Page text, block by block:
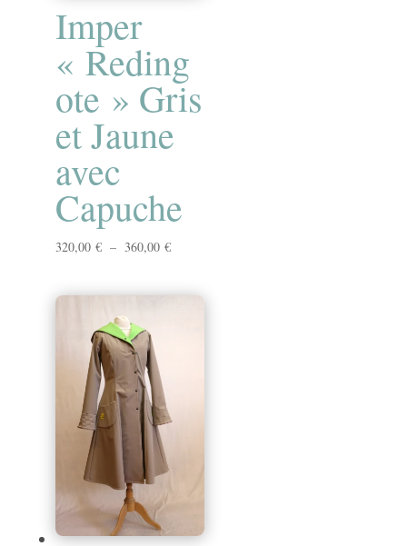
Imper
« Reding
ote » Gris
et Jaune
avec
Capuche
320,00 € – 360,00 €Plage
prix :